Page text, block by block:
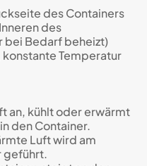
des Containers
des
bei Bedarf beheizt)
Temperatur
an, kühlt oder erwärmt
den Container.
Luft wird am
geführt.